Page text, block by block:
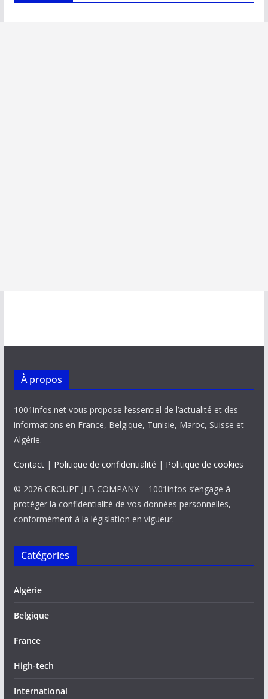
À propos
1001infos.net vous propose l’essentiel de l’actualité et des
informations en France, Belgique, Tunisie, Maroc, Suisse et
Algérie.
Contact| Politique de confidentialité | Politique de cookies
© 2026 GROUPE JLB COMPANY – 1001infos s’engage à
protéger la confidentialité de vos données personnelles,
conformément à la législation en vigueur.
Catégories
Algérie
Belgique
France
High-tech
International